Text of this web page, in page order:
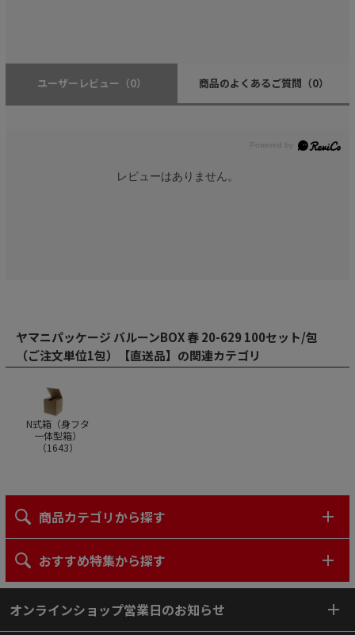
ユーザーレビュー （0） 商品のよくあるご質問 （0）
レビューはありません。
ヤマニパッケージ バルーンBOX 春 20-629 100セット/包
（ご注文単位1包）【直送品】の関連カテゴリ
N式箱（身フタ
一体型箱）
（1643）
商品カテゴリから探す
おすすめ特集から探す
オンラインショップ営業日のお知らせ